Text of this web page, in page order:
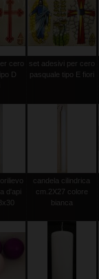
cero
D
set adesivi per cero
pasquale tipo E fiori
d'api
candela cilindrica
cm.2X27 colore
bianca